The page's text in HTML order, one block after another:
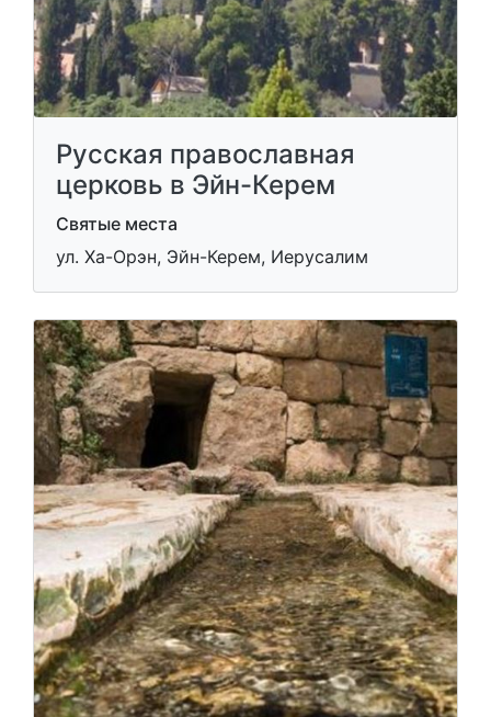
Русская православная
церковь в Эйн-Керем
Святые места
ул. Ха-Орэн, Эйн-Керем, Иерусалим